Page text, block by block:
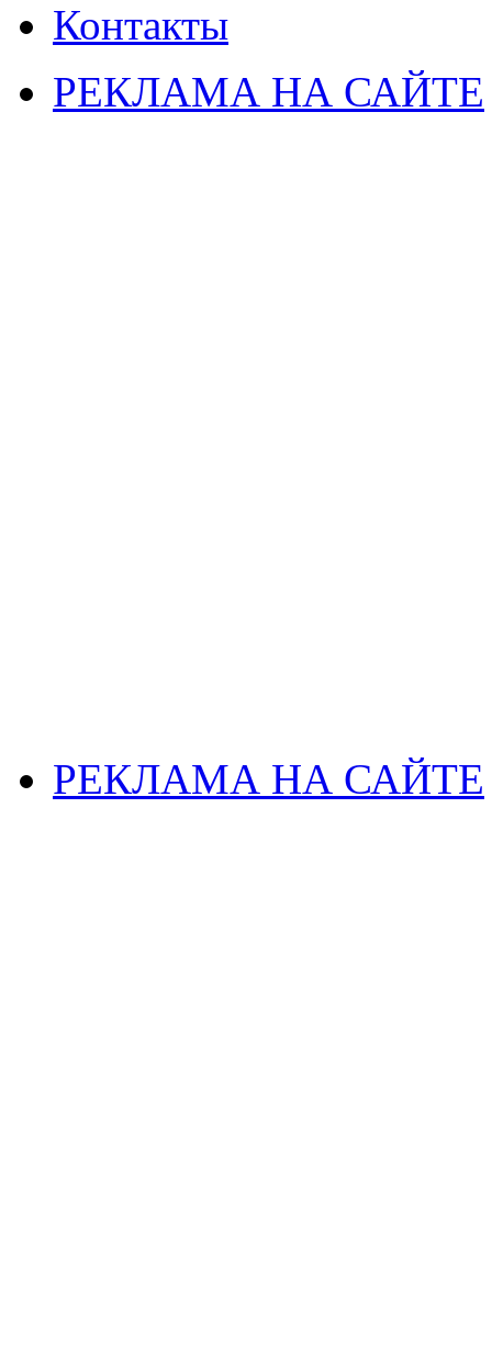
Контакты
РЕКЛАМА НА САЙТЕ
РЕКЛАМА НА САЙТЕ